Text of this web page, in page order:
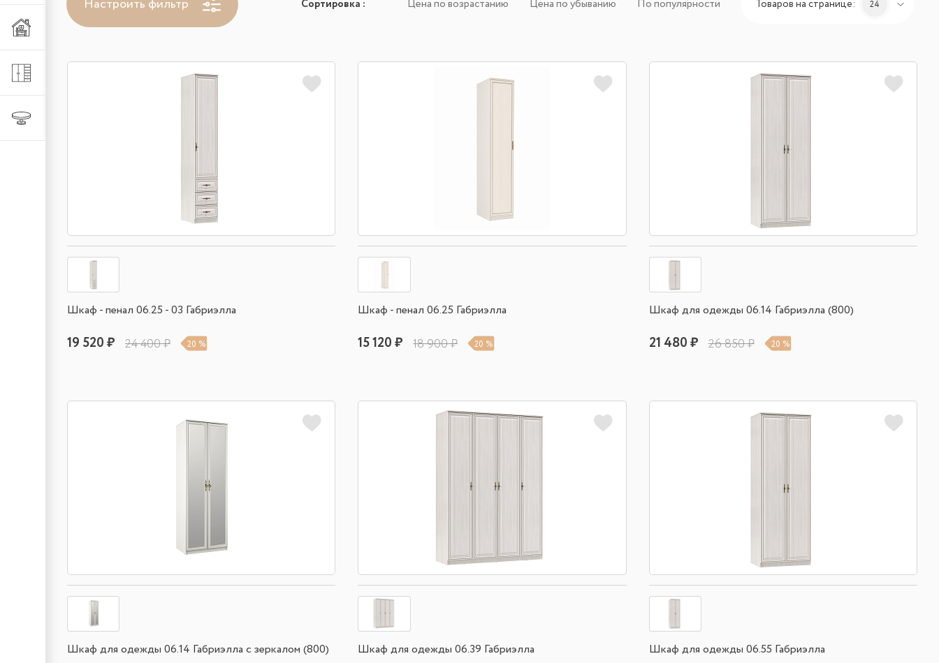
Мебель из металла
Настроить фильтр Сортировка : Цена по возрастанию Цена по убыванию По популярности Товаров на странице: 24
Шкаф - пенал 06.25 - 03 Габриэлла
19 520 ₽ 24 400 ₽ 20 %
Шкаф - пенал 06.25 Габриэлла
15 120 ₽ 18 900 ₽ 20 %
Шкаф для одежды 06.14 Габриэлла (800)
21 480 ₽ 26 850 ₽ 20 %
Шкаф для одежды 06.14 Габриэлла с зеркалом (800) Шкаф для одежды 06.39 Габриэлла Шкаф для одежды 06.55 Габриэлла